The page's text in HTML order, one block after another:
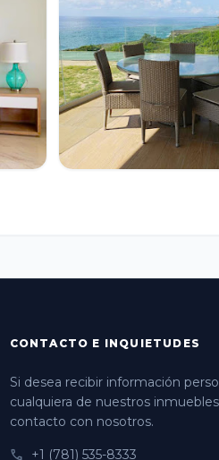
CONTACTO E INQUIETUDES
Si desea recibir información
cualquiera de nuestros
contacto con nosotros.
phone +1 (781) 535-8333